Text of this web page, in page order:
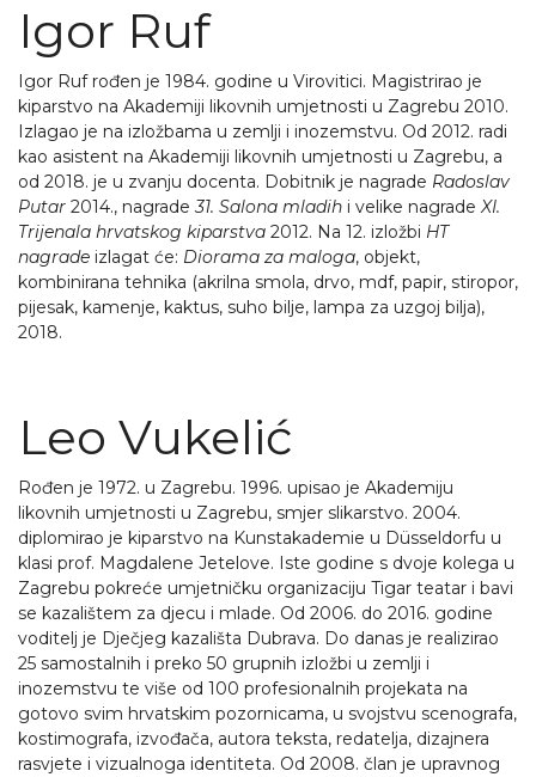
Igor Ruf
Igor Ruf rođen je 1984. godine u Virovitici. Magistrirao je
kiparstvo na Akademiji likovnih umjetnosti u Zagrebu 2010.
Izlagao je na izložbama u zemlji i inozemstvu. Od 2012. radi
kao asistent na Akademiji likovnih umjetnosti u Zagrebu, a
od 2018. je u zvanju docenta. Dobitnik je nagrade Radoslav
Putar 2014., nagrade31. Salona mladih i velike nagradeXI.
Trijenala hrvatskog kiparstva 2012. Na 12. izložbi HT
nagrade izlagat će: Diorama za maloga, objekt,
kombinirana tehnika (akrilna smola, drvo, mdf, papir, stiropor,
pijesak, kamenje, kaktus, suho bilje, lampa za uzgoj bilja),
2018.
Leo Vukelić
Rođen je 1972. u Zagrebu. 1996. upisao je Akademiju
likovnih umjetnosti u Zagrebu, smjer slikarstvo. 2004.
diplomirao je kiparstvo na Kunstakademie u Düsseldorfu u
klasi prof. Magdalene Jetelove. Iste godine s dvoje kolega u
Zagrebu pokreće umjetničku organizaciju Tigar teatar i bavi
se kazalištem za djecu i mlade. Od 2006. do 2016. godine
voditelj je Dječjeg kazališta Dubrava. Do danas je realizirao
25 samostalnih i preko 50 grupnih izložbi u zemlji i
inozemstvu te više od 100 profesionalnih projekata na
gotovo svim hrvatskim pozornicama, u svojstvu scenografa,
kostimografa, izvođača, autora teksta, redatelja, dizajnera
rasvjete i vizualnoga identiteta. Od 2008. član je upravnog